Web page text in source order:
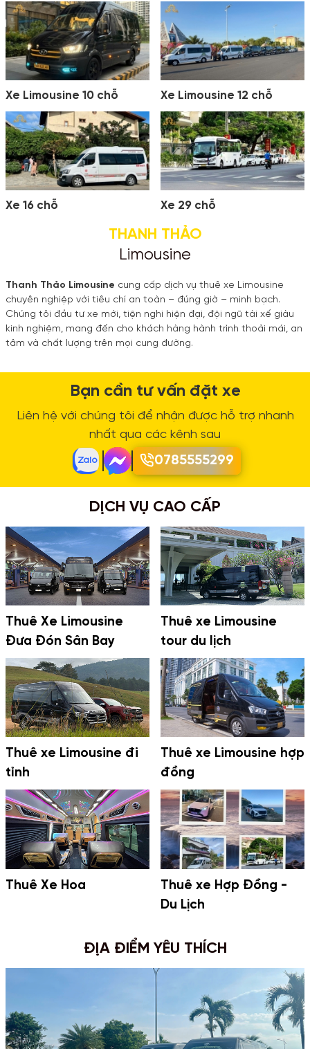
Xe Limousine 10 chỗ Xe Limousine 12 chỗ
Xe 16 chỗ Xe 29 chỗ
THANH THẢO
Limousine
Thanh Thảo Limousine cung cấp dịch vụ thuê xe Limousine
chuyên nghiệp với tiêu chí an toàn – đúng giờ – minh bạch.
Chúng tôi đầu tư xe mới, tiện nghi hiện đại, đội ngũ tài xế giàu
kinh nghiệm, mang đến cho khách hàng hành trình thoải mái, an
tâm và chất lượng trên mọi cung đường.
Bạn cần tư vấn đặt xe
Liên hệ với chúng tôi để nhận được hỗ trợ nhanh
nhất qua các kênh sau
0785555299
DỊCH VỤ CAO CẤP
Thuê Xe Limousine
Đưa Đón Sân Bay
Thuê xe Limousine
tour du lịch
Thuê xe Limousine đi
tỉnh
Thuê xe Limousine hợp
đồng
Thuê Xe Hoa
Thuê xe Hợp Đồng -
Du Lịch
ĐỊA ĐIỂM YÊU THÍCH